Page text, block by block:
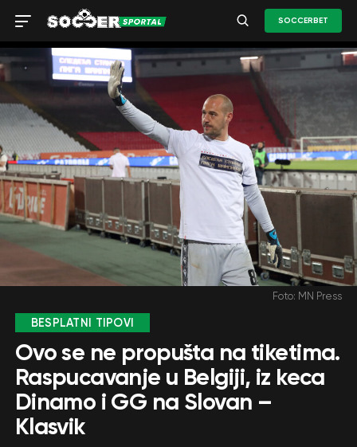
SOCCERBET
Foto: MN Press
BESPLATNI TIPOVI
Ovo se ne propušta na tiketima.
Raspucavanje u Belgiji, iz keca
Dinamo i GG na Slovan –
Klasvik